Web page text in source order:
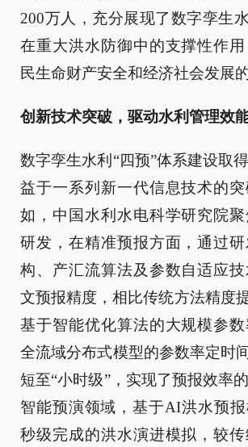
200万人，充分展现了数字孪生
在重大洪水防御中的支撑性作用
民生命财产安全和经济社会发展的
创新技术突破，驱动水利管理效
数字孪生水利“四预”体系建设取
益于一系列新一代信息技术的突
如，中国水利水电科学研究院
研发，在精准预报方面，通过
构、产汇流算法及参数自适应
文预报精度，相比传统方法精度
基于智能优化算法的大规模参
全流域分布式模型的参数率定时
短至“小时级”，实现了预报效率
智能预演领域，基于AI洪水预
秒级完成的洪水演进模拟，较